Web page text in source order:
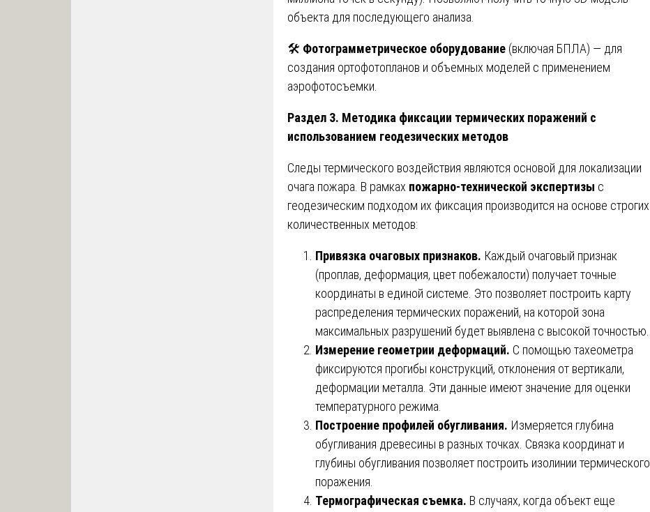
объекта для последующего анализа.
🛠 Фотограмметрическое оборудование (включая БПЛА) — для
создания ортофотопланов и объемных моделей с применением
аэрофотосъемки.
Раздел 3. Методика фиксации термических поражений с
использованием геодезических методов
Следы термического воздействия являются основой для локализации
очага пожара. В рамках пожарно-технической экспертизы с
геодезическим подходом их фиксация производится на основе строгих
количественных методов:
Привязка очаговых признаков. Каждый очаговый признак
(проплав, деформация, цвет побежалости) получает точные
координаты в единой системе. Это позволяет построить карту
распределения термических поражений, на которой зона
максимальных разрушений будет выявлена с высокой точностью.
Измерение геометрии деформаций. С помощью тахеометра
фиксируются прогибы конструкций, отклонения от вертикали,
деформации металла. Эти данные имеют значение для оценки
температурного режима.
Построение профилей обугливания. Измеряется глубина
обугливания древесины в разных точках. Связка координат и
глубины обугливания позволяет построить изолинии термического
поражения.
Термографическая съемка. В случаях, когда объект еще